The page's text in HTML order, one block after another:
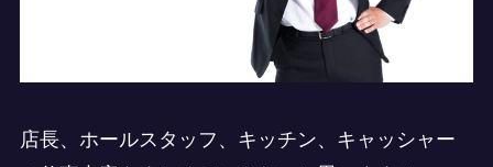
店長、ホールスタッフ、キッチン、キャッシャー